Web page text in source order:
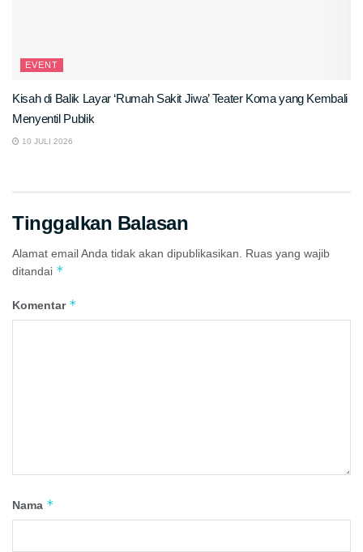
EVENT
Kisah di Balik Layar ‘Rumah Sakit Jiwa’ Teater Koma yang Kembali
Menyentil Publik
10 JULI 2026
Tinggalkan Balasan
Alamat email Anda tidak akan dipublikasikan. Ruas yang wajib
ditandai *
Komentar *
Nama *